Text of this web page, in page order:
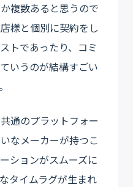
複数あると思うので
様と個別に契約をし
トであったり、コミ
いうのが結構すごい
通のプラットフォー
なメーカーが持つこ
ションがスムーズに
タイムラグが生まれ